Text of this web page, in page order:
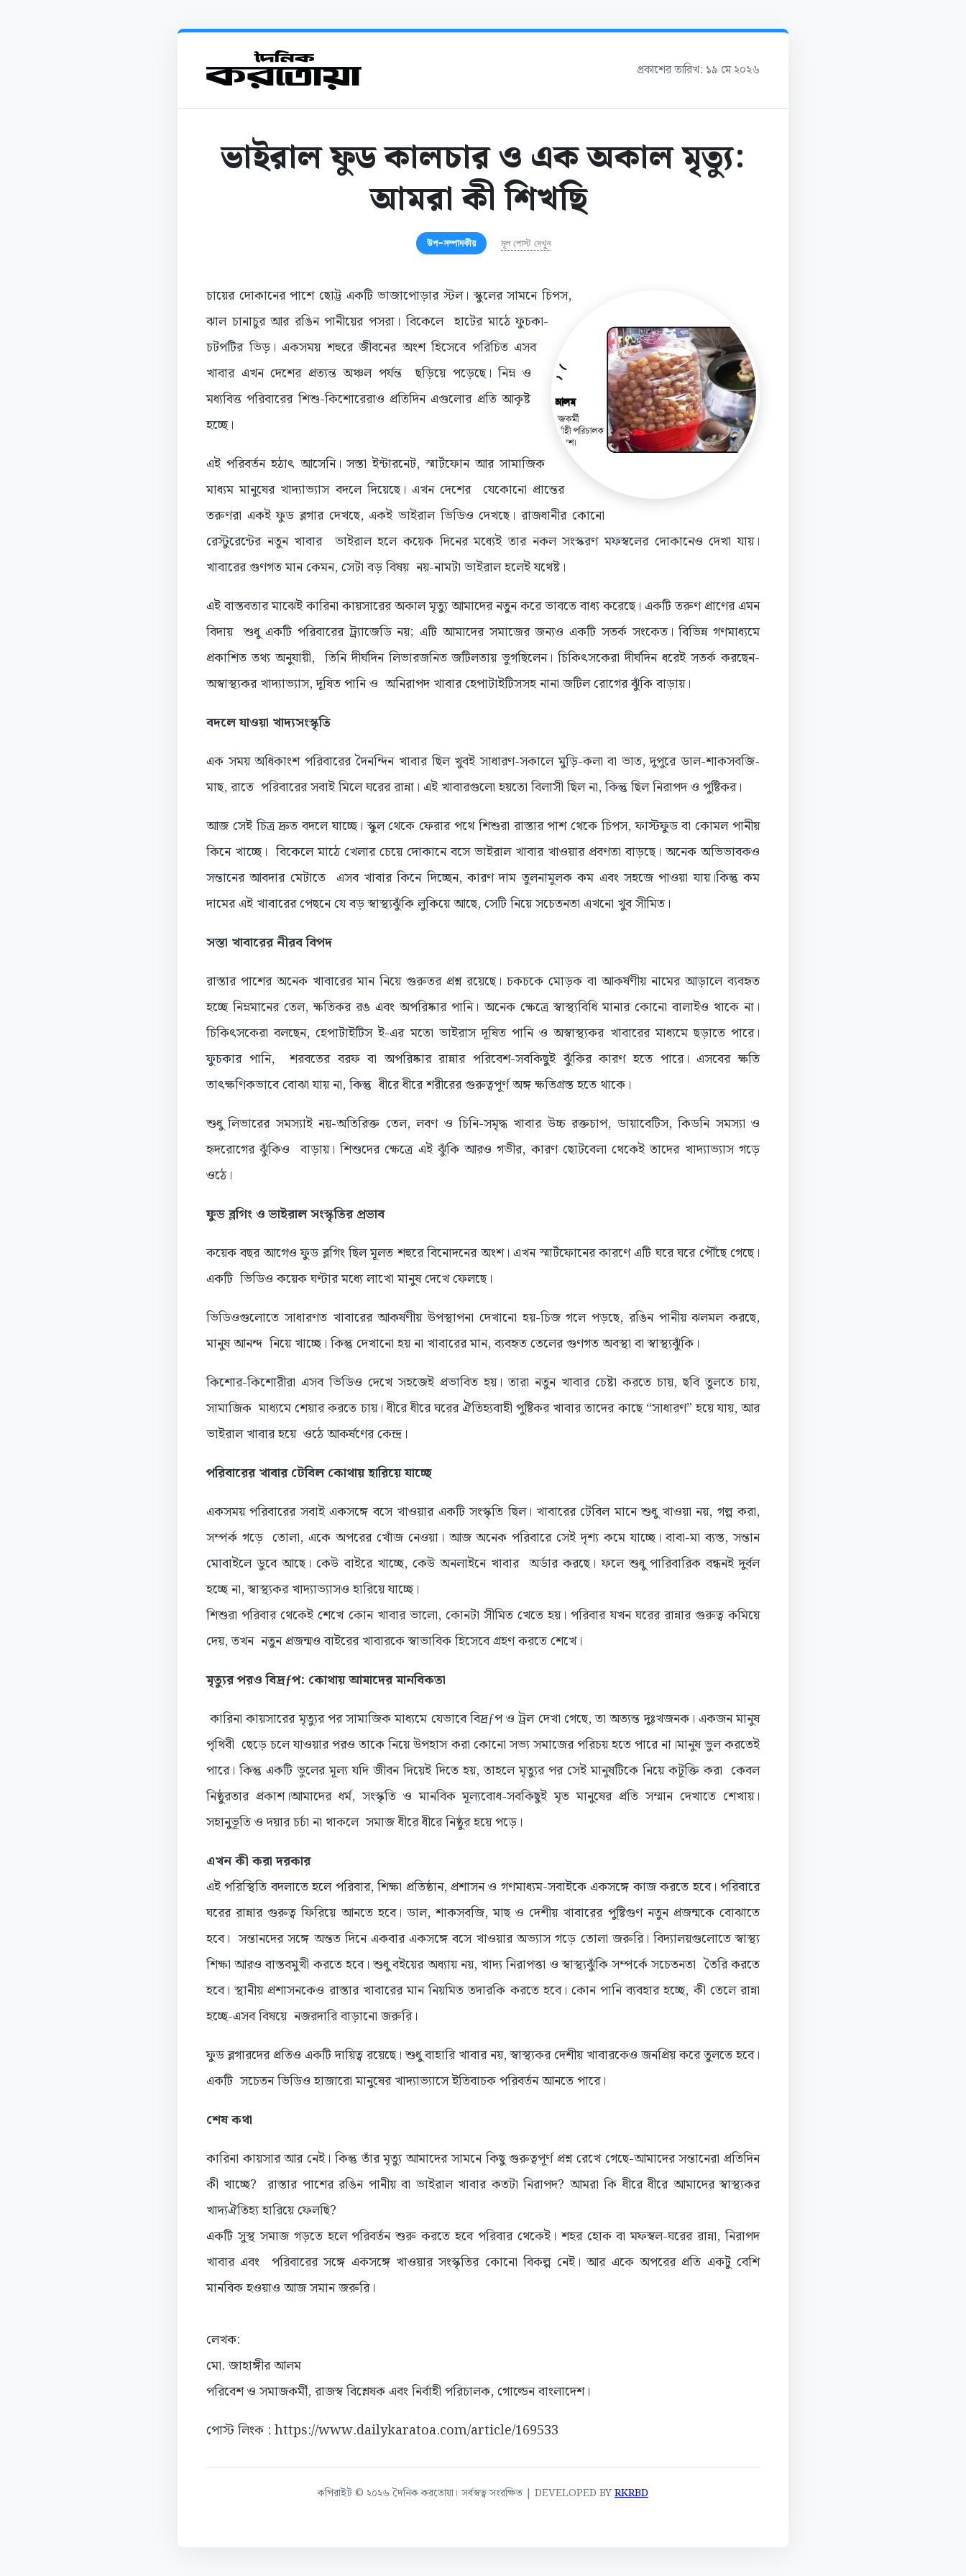
প্রকাশের তারিখ: ১৯ মে ২০২৬
ভাইরাল ফুড কালচার ও এক অকাল মৃত্যু:
আমরা কী শিখছি
উপ-সম্পাদকীয় মূল পোস্ট দেখুন
চায়ের দোকানের পাশে ছোট্ট একটি ভাজাপোড়ার স্টল। স্কুলের সামনে চিপস,
ঝাল চানাচুর আর রঙিন পানীয়ের পসরা। বিকেলে হাটের মাঠে ফুচকা-
চটপটির ভিড়। একসময় শহুরে জীবনের অংশ হিসেবে পরিচিত এসব
খাবার এখন দেশের প্রত্যন্ত অঞ্চল পর্যন্ত ছড়িয়ে পড়েছে। নিম্ন ও
মধ্যবিত্ত পরিবারের শিশু-কিশোরেরাও প্রতিদিন এগুলোর প্রতি আকৃষ্ট
হচ্ছে।
এই পরিবর্তন হঠাৎ আসেনি। সস্তা ইন্টারনেট, স্মার্টফোন আর সামাজিক
মাধ্যম মানুষের খাদ্যাভ্যাস বদলে দিয়েছে। এখন দেশের যেকোনো প্রান্তের
তরুণরা একই ফুড ব্লগার দেখছে, একই ভাইরাল ভিডিও দেখছে। রাজধানীর কোনো
রেস্টুরেন্টের নতুন খাবার ভাইরাল হলে কয়েক দিনের মধ্যেই তার নকল সংস্করণ মফস্বলের দোকানেও দেখা যায়।
খাবারের গুণগত মান কেমন, সেটা বড় বিষয় নয়-নামটা ভাইরাল হলেই যথেষ্ট।
এই বাস্তবতার মাঝেই কারিনা কায়সারের অকাল মৃত্যু আমাদের নতুন করে ভাবতে বাধ্য করেছে। একটি তরুণ প্রাণের এমন
বিদায় শুধু একটি পরিবারের ট্র্যাজেডি নয়; এটি আমাদের সমাজের জন্যও একটি সতর্ক সংকেত। বিভিন্ন গণমাধ্যমে
প্রকাশিত তথ্য অনুযায়ী, তিনি দীর্ঘদিন লিভারজনিত জটিলতায় ভুগছিলেন। চিকিৎসকেরা দীর্ঘদিন ধরেই সতর্ক করছেন-
অস্বাস্থ্যকর খাদ্যাভ্যাস, দূষিত পানি ও অনিরাপদ খাবার হেপাটাইটিসসহ নানা জটিল রোগের ঝুঁকি বাড়ায়।
বদলে যাওয়া খাদ্যসংস্কৃতি
এক সময় অধিকাংশ পরিবারের দৈনন্দিন খাবার ছিল খুবই সাধারণ-সকালে মুড়ি-কলা বা ভাত, দুপুরে ডাল-শাকসবজি-
মাছ, রাতে পরিবারের সবাই মিলে ঘরের রান্না। এই খাবারগুলো হয়তো বিলাসী ছিল না, কিন্তু ছিল নিরাপদ ও পুষ্টিকর।
আজ সেই চিত্র দ্রুত বদলে যাচ্ছে। স্কুল থেকে ফেরার পথে শিশুরা রাস্তার পাশ থেকে চিপস, ফাস্টফুড বা কোমল পানীয়
কিনে খাচ্ছে। বিকেলে মাঠে খেলার চেয়ে দোকানে বসে ভাইরাল খাবার খাওয়ার প্রবণতা বাড়ছে। অনেক অভিভাবকও
সন্তানের আবদার মেটাতে এসব খাবার কিনে দিচ্ছেন, কারণ দাম তুলনামূলক কম এবং সহজে পাওয়া যায়।কিন্তু কম
দামের এই খাবারের পেছনে যে বড় স্বাস্থ্যঝুঁকি লুকিয়ে আছে, সেটি নিয়ে সচেতনতা এখনো খুব সীমিত।
সস্তা খাবারের নীরব বিপদ
রাস্তার পাশের অনেক খাবারের মান নিয়ে গুরুতর প্রশ্ন রয়েছে। চকচকে মোড়ক বা আকর্ষণীয় নামের আড়ালে ব্যবহৃত
হচ্ছে নিম্নমানের তেল, ক্ষতিকর রঙ এবং অপরিষ্কার পানি। অনেক ক্ষেত্রে স্বাস্থ্যবিধি মানার কোনো বালাইও থাকে না।
চিকিৎসকেরা বলছেন, হেপাটাইটিস ই-এর মতো ভাইরাস দূষিত পানি ও অস্বাস্থ্যকর খাবারের মাধ্যমে ছড়াতে পারে।
ফুচকার পানি, শরবতের বরফ বা অপরিষ্কার রান্নার পরিবেশ-সবকিছুই ঝুঁকির কারণ হতে পারে। এসবের ক্ষতি
তাৎক্ষণিকভাবে বোঝা যায় না, কিন্তু ধীরে ধীরে শরীরের গুরুত্বপূর্ণ অঙ্গ ক্ষতিগ্রস্ত হতে থাকে।
শুধু লিভারের সমস্যাই নয়-অতিরিক্ত তেল, লবণ ও চিনি-সমৃদ্ধ খাবার উচ্চ রক্তচাপ, ডায়াবেটিস, কিডনি সমস্যা ও
হৃদরোগের ঝুঁকিও বাড়ায়। শিশুদের ক্ষেত্রে এই ঝুঁকি আরও গভীর, কারণ ছোটবেলা থেকেই তাদের খাদ্যাভ্যাস গড়ে
ওঠে।
ফুড ব্লগিং ও ভাইরাল সংস্কৃতির প্রভাব
কয়েক বছর আগেও ফুড ব্লগিং ছিল মূলত শহুরে বিনোদনের অংশ। এখন স্মার্টফোনের কারণে এটি ঘরে ঘরে পৌঁছে গেছে।
একটি ভিডিও কয়েক ঘণ্টার মধ্যে লাখো মানুষ দেখে ফেলছে।
ভিডিওগুলোতে সাধারণত খাবারের আকর্ষণীয় উপস্থাপনা দেখানো হয়-চিজ গলে পড়ছে, রঙিন পানীয় ঝলমল করছে,
মানুষ আনন্দ নিয়ে খাচ্ছে। কিন্তু দেখানো হয় না খাবারের মান, ব্যবহৃত তেলের গুণগত অবস্থা বা স্বাস্থ্যঝুঁকি।
কিশোর-কিশোরীরা এসব ভিডিও দেখে সহজেই প্রভাবিত হয়। তারা নতুন খাবার চেষ্টা করতে চায়, ছবি তুলতে চায়,
সামাজিক মাধ্যমে শেয়ার করতে চায়। ধীরে ধীরে ঘরের ঐতিহ্যবাহী পুষ্টিকর খাবার তাদের কাছে “সাধারণ” হয়ে যায়, আর
ভাইরাল খাবার হয়ে ওঠে আকর্ষণের কেন্দ্র।
পরিবারের খাবার টেবিল কোথায় হারিয়ে যাচ্ছে
একসময় পরিবারের সবাই একসঙ্গে বসে খাওয়ার একটি সংস্কৃতি ছিল। খাবারের টেবিল মানে শুধু খাওয়া নয়, গল্প করা,
সম্পর্ক গড়ে তোলা, একে অপরের খোঁজ নেওয়া। আজ অনেক পরিবারে সেই দৃশ্য কমে যাচ্ছে। বাবা-মা ব্যস্ত, সন্তান
মোবাইলে ডুবে আছে। কেউ বাইরে খাচ্ছে, কেউ অনলাইনে খাবার অর্ডার করছে। ফলে শুধু পারিবারিক বন্ধনই দুর্বল
হচ্ছে না, স্বাস্থ্যকর খাদ্যাভ্যাসও হারিয়ে যাচ্ছে।
শিশুরা পরিবার থেকেই শেখে কোন খাবার ভালো, কোনটা সীমিত খেতে হয়। পরিবার যখন ঘরের রান্নার গুরুত্ব কমিয়ে
দেয়, তখন নতুন প্রজন্মও বাইরের খাবারকে স্বাভাবিক হিসেবে গ্রহণ করতে শেখে।
মৃত্যুর পরও বিদ্রƒপ: কোথায় আমাদের মানবিকতা
কারিনা কায়সারের মৃত্যুর পর সামাজিক মাধ্যমে যেভাবে বিদ্রƒপ ও ট্রল দেখা গেছে, তা অত্যন্ত দুঃখজনক। একজন মানুষ
পৃথিবী ছেড়ে চলে যাওয়ার পরও তাকে নিয়ে উপহাস করা কোনো সভ্য সমাজের পরিচয় হতে পারে না।মানুষ ভুল করতেই
পারে। কিন্তু একটি ভুলের মূল্য যদি জীবন দিয়েই দিতে হয়, তাহলে মৃত্যুর পর সেই মানুষটিকে নিয়ে কটূক্তি করা কেবল
নিষ্ঠুরতার প্রকাশ।আমাদের ধর্ম, সংস্কৃতি ও মানবিক মূল্যবোধ-সবকিছুই মৃত মানুষের প্রতি সম্মান দেখাতে শেখায়।
সহানুভূতি ও দয়ার চর্চা না থাকলে সমাজ ধীরে ধীরে নিষ্ঠুর হয়ে পড়ে।
এখন কী করা দরকার
এই পরিস্থিতি বদলাতে হলে পরিবার, শিক্ষা প্রতিষ্ঠান, প্রশাসন ও গণমাধ্যম-সবাইকে একসঙ্গে কাজ করতে হবে। পরিবারে
ঘরের রান্নার গুরুত্ব ফিরিয়ে আনতে হবে। ডাল, শাকসবজি, মাছ ও দেশীয় খাবারের পুষ্টিগুণ নতুন প্রজন্মকে বোঝাতে
হবে। সন্তানদের সঙ্গে অন্তত দিনে একবার একসঙ্গে বসে খাওয়ার অভ্যাস গড়ে তোলা জরুরি। বিদ্যালয়গুলোতে স্বাস্থ্য
শিক্ষা আরও বাস্তবমুখী করতে হবে। শুধু বইয়ের অধ্যায় নয়, খাদ্য নিরাপত্তা ও স্বাস্থ্যঝুঁকি সম্পর্কে সচেতনতা তৈরি করতে
হবে। স্থানীয় প্রশাসনকেও রাস্তার খাবারের মান নিয়মিত তদারকি করতে হবে। কোন পানি ব্যবহার হচ্ছে, কী তেলে রান্না
হচ্ছে-এসব বিষয়ে নজরদারি বাড়ানো জরুরি।
ফুড ব্লগারদের প্রতিও একটি দায়িত্ব রয়েছে। শুধু বাহারি খাবার নয়, স্বাস্থ্যকর দেশীয় খাবারকেও জনপ্রিয় করে তুলতে হবে।
একটি সচেতন ভিডিও হাজারো মানুষের খাদ্যাভ্যাসে ইতিবাচক পরিবর্তন আনতে পারে।
শেষ কথা
কারিনা কায়সার আর নেই। কিন্তু তাঁর মৃত্যু আমাদের সামনে কিছু গুরুত্বপূর্ণ প্রশ্ন রেখে গেছে-আমাদের সন্তানেরা প্রতিদিন
কী খাচ্ছে? রাস্তার পাশের রঙিন পানীয় বা ভাইরাল খাবার কতটা নিরাপদ? আমরা কি ধীরে ধীরে আমাদের স্বাস্থ্যকর
খাদ্যঐতিহ্য হারিয়ে ফেলছি?
একটি সুস্থ সমাজ গড়তে হলে পরিবর্তন শুরু করতে হবে পরিবার থেকেই। শহর হোক বা মফস্বল-ঘরের রান্না, নিরাপদ
খাবার এবং পরিবারের সঙ্গে একসঙ্গে খাওয়ার সংস্কৃতির কোনো বিকল্প নেই। আর একে অপরের প্রতি একটু বেশি
মানবিক হওয়াও আজ সমান জরুরি।
লেখক:
মো. জাহাঙ্গীর আলম
পরিবেশ ও সমাজকর্মী, রাজস্ব বিশ্লেষক এবং নির্বাহী পরিচালক, গোল্ডেন বাংলাদেশ।
পোস্ট লিংক : https://www.dailykaratoa.com/article/169533
কপিরাইট © ২০২৬ দৈনিক করতোয়া। সর্বস্বত্ব সংরক্ষিত | DEVELOPED BYRKRBD